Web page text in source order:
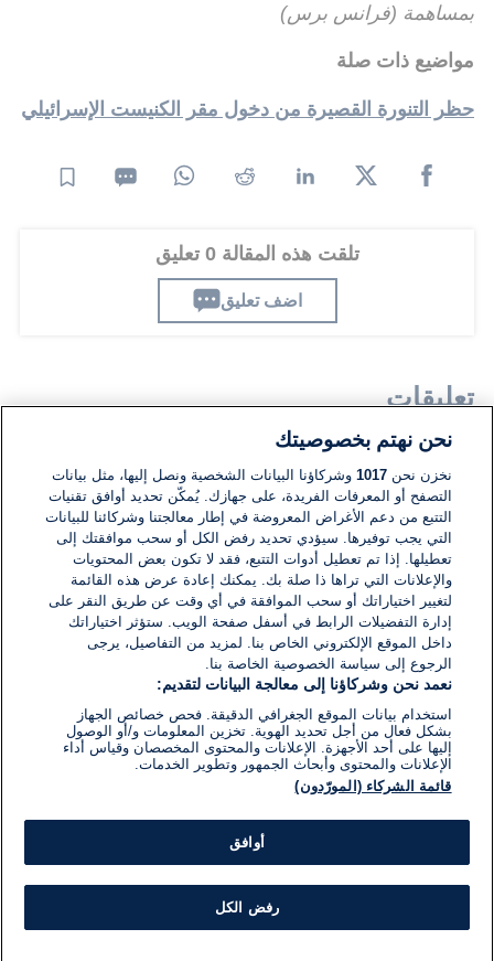
بمساهمة (فرانس برس)
مواضيع ذات صلة
حظر التنورة القصيرة من دخول مقر الكنيست الإسرائيلي
تلقت هذه المقالة 0 تعليق
اضف تعليق
تعليقات
لا توجد تعليقات مكتوبة حتى الآن. كن الأول!
اكتب تعليقًا جديدًا ...
نحن نهتم بخصوصيتك
نخزن نحن1017 وشركاؤنا البيانات الشخصية ونصل إليها، مثل بيانات
التصفح أو المعرفات الفريدة، على جهازك. يُمكّن تحديد أوافق تقنيات
التتبع من دعم الأغراض المعروضة في إطار معالجتنا وشركائنا للبيانات
التي يجب توفيرها. سيؤدي تحديد رفض الكل أو سحب موافقتك إلى
تعطيلها. إذا تم تعطيل أدوات التتبع، فقد لا تكون بعض المحتويات
والإعلانات التي تراها ذا صلة بك. يمكنك إعادة عرض هذه القائمة
لتغيير اختياراتك أو سحب الموافقة في أي وقت عن طريق النقر على
إدارة التفضيلات الرابط في أسفل صفحة الويب. ستؤثر اختياراتك
داخل الموقع الإلكتروني الخاص بنا. لمزيد من التفاصيل، يرجى
الرجوع إلى سياسة الخصوصية الخاصة بنا.
نعمد نحن وشركاؤنا إلى معالجة البيانات لتقديم:
استخدام بيانات الموقع الجغرافي الدقيقة. فحص خصائص الجهاز
بشكل فعال من أجل تحديد الهوية. تخزين المعلومات و/أو الوصول
إليها على أحد الأجهزة. الإعلانات والمحتوى المخصصان وقياس أداء
الإعلانات والمحتوى وأبحاث الجمهور وتطوير الخدمات.
قائمة الشركاء (المورّدون)
أوافق
رفض الكل